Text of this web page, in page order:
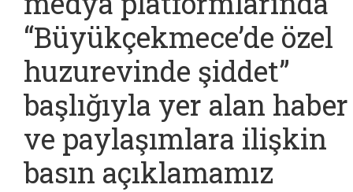
“Büyükçekmece’de özel
huzurevinde şiddet”
başlığıyla yer alan haber
ve paylaşımlara ilişkin
basın açıklamamız